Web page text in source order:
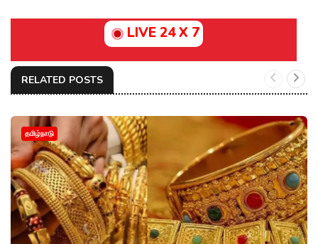
LIVE 24 X 7
RELATED POSTS
தமிழ்நாடு